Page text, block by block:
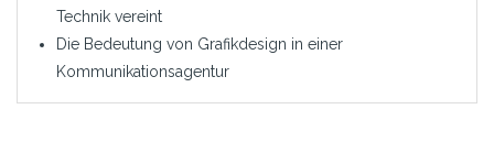
Technik vereint
Die Bedeutung von Grafikdesign in einer
Kommunikationsagentur